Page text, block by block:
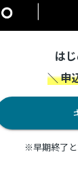
は
＼ 申
※早期終了